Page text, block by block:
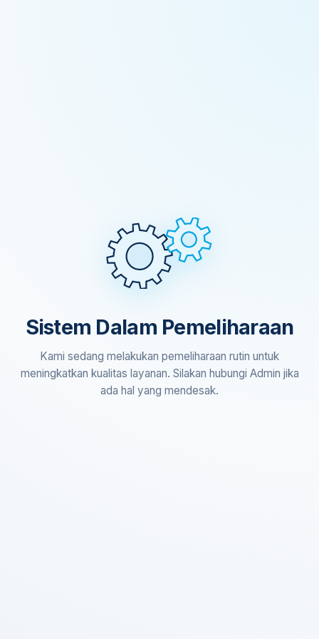
Sistem Dalam Pemeliharaan
Kami sedang melakukan pemeliharaan rutin untuk
meningkatkan kualitas layanan. Silakan hubungi Admin jika
ada hal yang mendesak.